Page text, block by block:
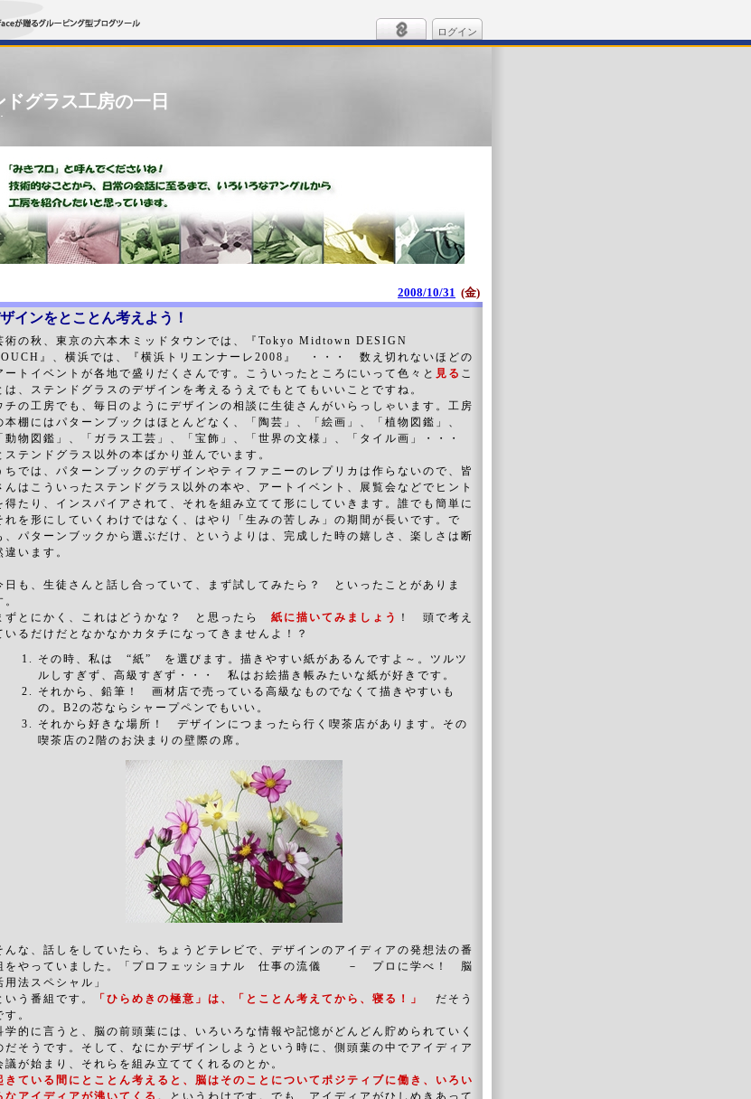
ログイン
グラス工房の一日
2008/10/31 (金)
インをとことん考えよう！
術の秋、東京の六本木ミッドタウンでは、『Tokyo Midtown DESIGN
』、横浜では、『横浜トリエンナーレ2008』 ・・・ 数え切れないほどの
ートイベントが各地で盛りだくさんです。こういったところにいって色々と 見る こ
は、ステンドグラスのデザインを考えるうえでもとてもいいことですね。
チの工房でも、毎日のようにデザインの相談に生徒さんがいらっしゃいます。工房
本棚にはパターンブックはほとんどなく、「陶芸」、「絵画」、「植物図鑑」、
「動物図鑑」、「ガラス工芸」、「宝飾」、「世界の文様」、「タイル画」・・・
ステンドグラス以外の本ばかり並んでいます。
ちでは、パターンブックのデザインやティファニーのレプリカは作らないので、皆
んはこういったステンドグラス以外の本や、アートイベント、展覧会などでヒント
得たり、インスパイアされて、それを組み立てて形にしていきます。誰でも簡単に
れを形にしていくわけではなく、はやり「生みの苦しみ」の期間が長いです。で
、パターンブックから選ぶだけ、というよりは、完成した時の嬉しさ、楽しさは断
違います。
日も、生徒さんと話し合っていて、まず試してみたら？ といったことがありま
。
ずとにかく、これはどうかな？ と思ったら 紙に描いてみましょう
！ 頭で考え
いるだけだとなかなかカタチになってきませんよ！？
その時、私は “紙” を選びます。描きやすい紙があるんですよ～。ツルツ
ルしすぎず、高級すぎず・・・ 私はお絵描き帳みたいな紙が好きです。
それから、鉛筆！ 画材店で売っている高級なものでなくて描きやすいも
の。B2の芯ならシャープペンでもいい。
それから好きな場所！ デザインにつまったら行く喫茶店があります。その
喫茶店の2階のお決まりの壁際の席。
んな、話しをしていたら、ちょうどテレビで、デザインのアイディアの発想法の番
をやっていました。「プロフェッショナル 仕事の流儀 － プロに学べ！ 脳
用法スペシャル」
いう番組です。
「ひらめきの極意」は、「とことん考えてから、寝る！」
だそう
す。
学的に言うと、脳の前頭葉には、いろいろな情報や記憶がどんどん貯められていく
だそうです。そして、なにかデザインしようという時に、側頭葉の中でアイディア
議が始まり、それらを組み立ててくれるのとか。
きている間にとことん考えると、脳はそのことについてポジティブに働き、いろい
なアイディアが沸いてくる 。というわけです。でも、アイディアがひしめきあって